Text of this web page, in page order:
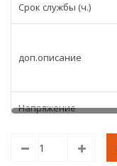
Срок службы (ч.)
доп.описание
Напряжение